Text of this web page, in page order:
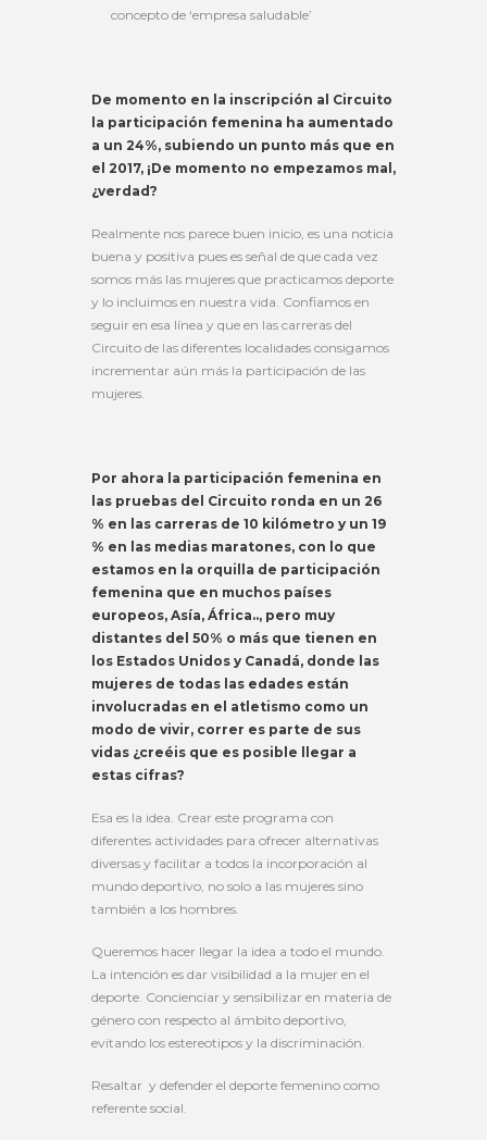
concepto de ‘empresa saludable’
De momento en la inscripción al Circuito
la participación femenina ha aumentado
a un 24%, subiendo un punto más que en
el 2017, ¡De momento no empezamos mal,
¿verdad?
Realmente nos parece buen inicio, es una noticia
buena y positiva pues es señal de que cada vez
somos más las mujeres que practicamos deporte
y lo incluimos en nuestra vida. Confiamos en
seguir en esa línea y que en las carreras del
Circuito de las diferentes localidades consigamos
incrementar aún más la participación de las
mujeres.
Por ahora la participación femenina en
las pruebas del Circuito ronda en un 26
% en las carreras de 10 kilómetro y un 19
% en las medias maratones, con lo que
estamos en la orquilla de participación
femenina que en muchos países
europeos, Asía, África.., pero muy
distantes del 50% o más que tienen en
los Estados Unidos y Canadá, donde las
mujeres de todas las edades están
involucradas en el atletismo como un
modo de vivir, correr es parte de sus
vidas ¿creéis que es posible llegar a
estas cifras?
Esa es la idea. Crear este programa con
diferentes actividades para ofrecer alternativas
diversas y facilitar a todos la incorporación al
mundo deportivo, no solo a las mujeres sino
también a los hombres.
Queremos hacer llegar la idea a todo el mundo.
La intención es dar visibilidad a la mujer en el
deporte. Concienciar y sensibilizar en materia de
género con respecto al ámbito deportivo,
evitando los estereotipos y la discriminación.
Resaltar y defender el deporte femenino como
referente social.